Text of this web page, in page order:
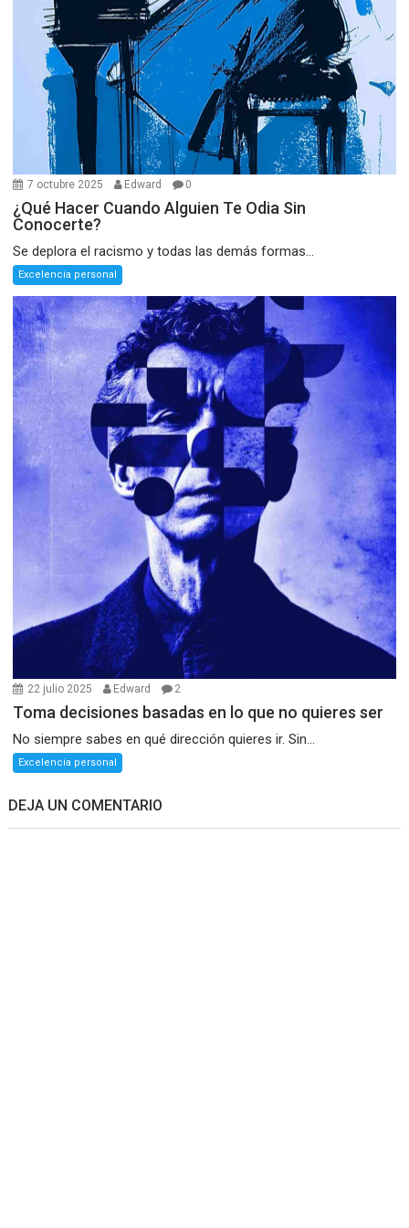
7 octubre 2025 Edward 0
¿Qué Hacer Cuando Alguien Te Odia Sin
Conocerte?
Se deplora el racismo y todas las demás formas...
Excelencia personal
22 julio 2025 Edward 2
Toma decisiones basadas en lo que no quieres ser
No siempre sabes en qué dirección quieres ir. Sin...
Excelencia personal
DEJA UN COMENTARIO